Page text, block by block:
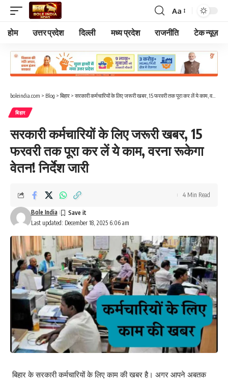
Font
Resizer
Aa
होम उत्तर प्रदेश दिल्ली मध्य प्रदेश राजनीति टेक न्यूज़
boleindia.com > Blog > बिहार > सरकारी कर्मचारियों के लिए जरूरी खबर, 15 फरवरी तक पूरा कर लें ये काम, वरना रूकेगा वेतन! निर्देश जारी
बिहार
सरकारी कर्मचारियों के लिए जरूरी खबर, 15
फरवरी तक पूरा कर लें ये काम, वरना रूकेगा
वेतन! निर्देश जारी
Last updated: December 18, 2025 6:06 am
Bole India
4 Min Read
बिहार के सरकारी कर्मचारियों के लिए काम की खबर है। अगर आपने अबतक